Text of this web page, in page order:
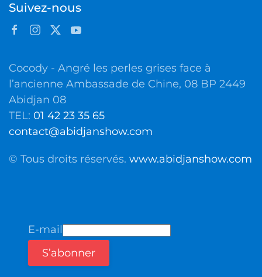
Suivez-nous
Cocody - Angré les perles grises face à
l’ancienne Ambassade de Chine, 08 BP 2449
Abidjan 08
TEL: 01 42 23 35 65
contact@abidjanshow.com
© Tous droits réservés. www.abidjanshow.com
E-mail
S’abonner